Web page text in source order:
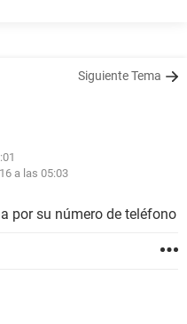
Siguiente Tema
a las 05:03
por su número de teléfono